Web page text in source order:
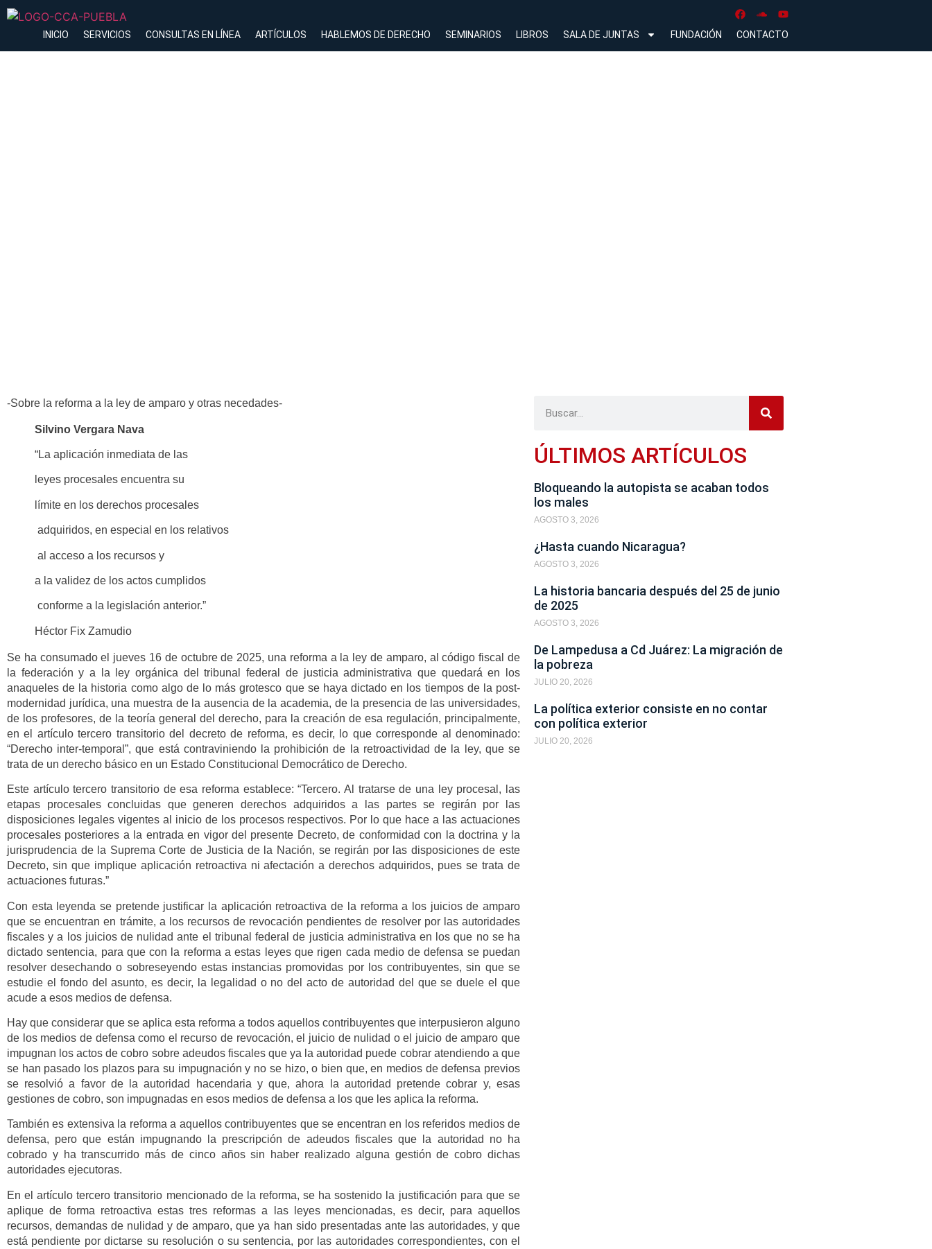
INICIO SERVICIOS CONSULTAS EN LÍNEA ARTÍCULOS HABLEMOS DE DERECHO SEMINARIOS LIBROS SALA DE JUNTAS FUNDACIÓN CONTACTO
-Sobre la reforma a la ley de amparo y otras necedades-
Silvino Vergara Nava
“La aplicación inmediata de las
leyes procesales encuentra su
límite en los derechos procesales
adquiridos, en especial en los relativos
al acceso a los recursos y
a la validez de los actos cumplidos
conforme a la legislación anterior.”
Héctor Fix Zamudio
Se ha consumado el jueves 16 de octubre de 2025, una reforma a la ley de amparo, al código fiscal de
la federación y a la ley orgánica del tribunal federal de justicia administrativa que quedará en los
anaqueles de la historia como algo de lo más grotesco que se haya dictado en los tiempos de la post-
modernidad jurídica, una muestra de la ausencia de la academia, de la presencia de las universidades,
de los profesores, de la teoría general del derecho, para la creación de esa regulación, principalmente,
en el artículo tercero transitorio del decreto de reforma, es decir, lo que corresponde al denominado:
“Derecho inter-temporal”, que está contraviniendo la prohibición de la retroactividad de la ley, que se
trata de un derecho básico en un Estado Constitucional Democrático de Derecho.
Este artículo tercero transitorio de esa reforma establece: “Tercero. Al tratarse de una ley procesal, las
etapas procesales concluidas que generen derechos adquiridos a las partes se regirán por las
disposiciones legales vigentes al inicio de los procesos respectivos. Por lo que hace a las actuaciones
procesales posteriores a la entrada en vigor del presente Decreto, de conformidad con la doctrina y la
jurisprudencia de la Suprema Corte de Justicia de la Nación, se regirán por las disposiciones de este
Decreto, sin que implique aplicación retroactiva ni afectación a derechos adquiridos, pues se trata de
actuaciones futuras.”
Con esta leyenda se pretende justificar la aplicación retroactiva de la reforma a los juicios de amparo
que se encuentran en trámite, a los recursos de revocación pendientes de resolver por las autoridades
fiscales y a los juicios de nulidad ante el tribunal federal de justicia administrativa en los que no se ha
dictado sentencia, para que con la reforma a estas leyes que rigen cada medio de defensa se puedan
resolver desechando o sobreseyendo estas instancias promovidas por los contribuyentes, sin que se
estudie el fondo del asunto, es decir, la legalidad o no del acto de autoridad del que se duele el que
acude a esos medios de defensa.
Hay que considerar que se aplica esta reforma a todos aquellos contribuyentes que interpusieron alguno
de los medios de defensa como el recurso de revocación, el juicio de nulidad o el juicio de amparo que
impugnan los actos de cobro sobre adeudos fiscales que ya la autoridad puede cobrar atendiendo a que
se han pasado los plazos para su impugnación y no se hizo, o bien que, en medios de defensa previos
se resolvió a favor de la autoridad hacendaria y que, ahora la autoridad pretende cobrar y, esas
gestiones de cobro, son impugnadas en esos medios de defensa a los que les aplica la reforma.
También es extensiva la reforma a aquellos contribuyentes que se encentran en los referidos medios de
defensa, pero que están impugnando la prescripción de adeudos fiscales que la autoridad no ha
cobrado y ha transcurrido más de cinco años sin haber realizado alguna gestión de cobro dichas
autoridades ejecutoras.
En el artículo tercero transitorio mencionado de la reforma, se ha sostenido la justificación para que se
aplique de forma retroactiva estas tres reformas a las leyes mencionadas, es decir, para aquellos
recursos, demandas de nulidad y de amparo, que ya han sido presentadas ante las autoridades, y que
está pendiente por dictarse su resolución o su sentencia, por las autoridades correspondientes, con el
ÚLTIMOS ARTÍCULOS
Bloqueando la autopista se acaban todos
los males
AGOSTO 3, 2026
¿Hasta cuando Nicaragua?
AGOSTO 3, 2026
La historia bancaria después del 25 de junio
de 2025
AGOSTO 3, 2026
De Lampedusa a Cd Juárez: La migración de
la pobreza
JULIO 20, 2026
La política exterior consiste en no contar
con política exterior
JULIO 20, 2026